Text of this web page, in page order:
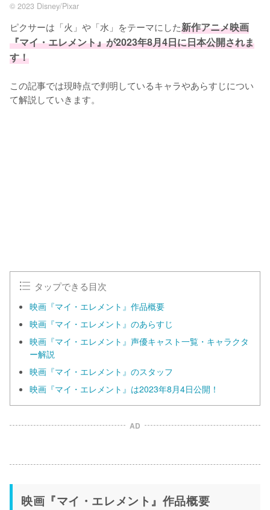
© 2023 Disney/Pixar
ピクサーは「火」や「水」をテーマにした新作アニメ映画
『マイ・エレメント』が2023年8月4日に日本公開されま
す！
この記事では現時点で判明しているキャラやあらすじについ
て解説していきます。
タップできる目次
映画『マイ・エレメント』作品概要
映画『マイ・エレメント』のあらすじ
映画『マイ・エレメント』声優キャスト一覧・キャラクタ
ー解説
映画『マイ・エレメント』のスタッフ
映画『マイ・エレメント』は2023年8月4日公開！
AD
映画『マイ・エレメント』作品概要